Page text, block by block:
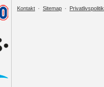
Kontakt · Sitemap · Privatlivspolitik